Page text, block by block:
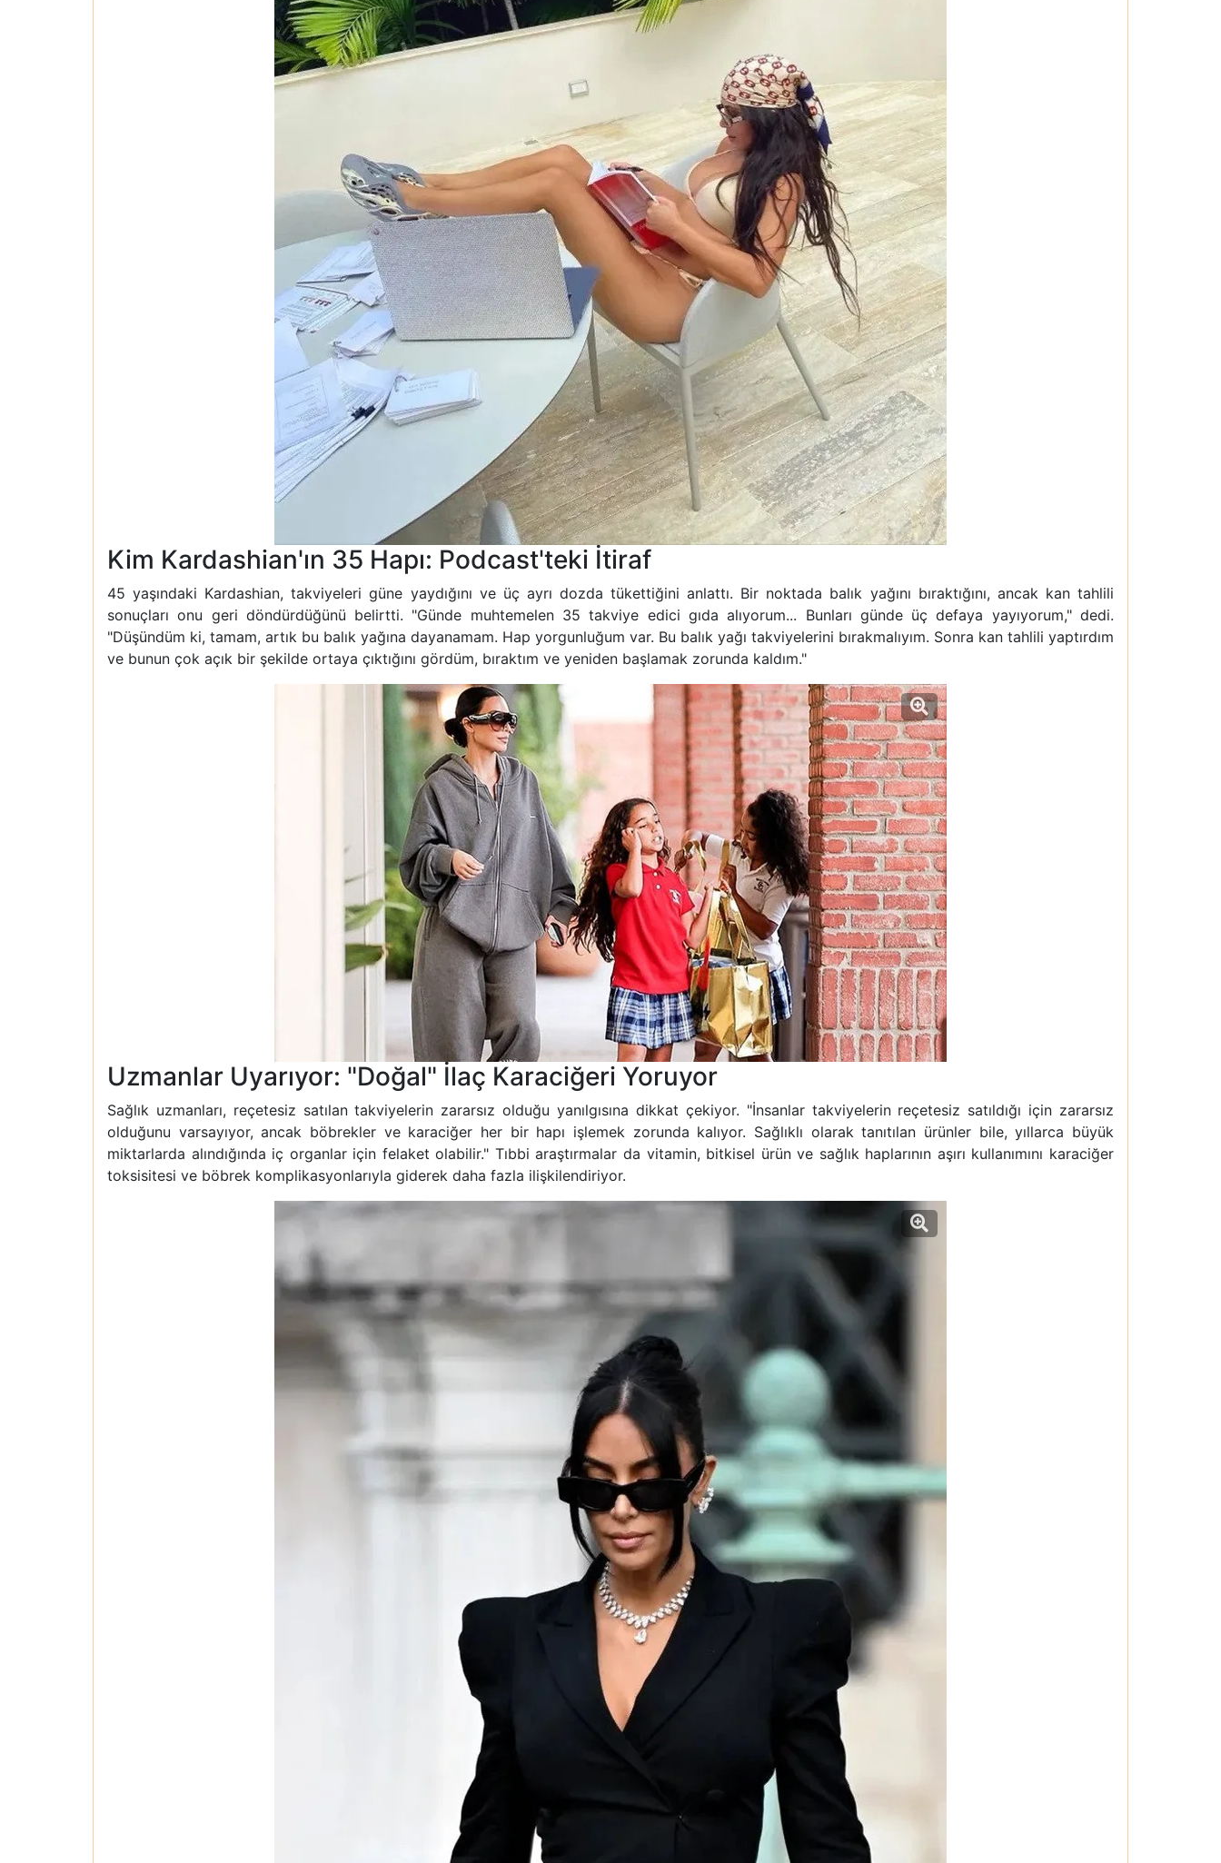
Kim Kardashian'ın 35 Hapı: Podcast'teki İtiraf
45 yaşındaki Kardashian, takviyeleri güne yaydığını ve üç ayrı dozda tükettiğini anlattı. Bir noktada balık yağını bıraktığını, ancak kan tahlili
sonuçları onu geri döndürdüğünü belirtti. "Günde muhtemelen 35 takviye edici gıda alıyorum... Bunları günde üç defaya yayıyorum," dedi.
"Düşündüm ki, tamam, artık bu balık yağına dayanamam. Hap yorgunluğum var. Bu balık yağı takviyelerini bırakmalıyım. Sonra kan tahlili yaptırdım
ve bunun çok açık bir şekilde ortaya çıktığını gördüm, bıraktım ve yeniden başlamak zorunda kaldım."
Uzmanlar Uyarıyor: "Doğal" İlaç Karaciğeri Yoruyor
Sağlık uzmanları, reçetesiz satılan takviyelerin zararsız olduğu yanılgısına dikkat çekiyor. "İnsanlar takviyelerin reçetesiz satıldığı için zararsız
olduğunu varsayıyor, ancak böbrekler ve karaciğer her bir hapı işlemek zorunda kalıyor. Sağlıklı olarak tanıtılan ürünler bile, yıllarca büyük
miktarlarda alındığında iç organlar için felaket olabilir." Tıbbi araştırmalar da vitamin, bitkisel ürün ve sağlık haplarının aşırı kullanımını karaciğer
toksisitesi ve böbrek komplikasyonlarıyla giderek daha fazla ilişkilendiriyor.